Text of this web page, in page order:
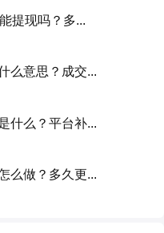
提现吗？多...
么意思？成交...
什么？平台补...
么做？多久更...